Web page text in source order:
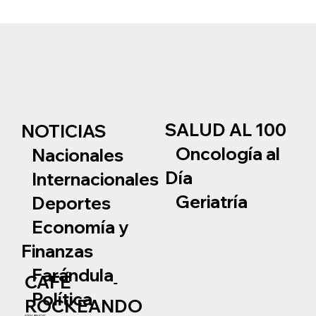
NOTICIAS
Nacionales
Internacionales
Deportes
Economía y
Finanzas
Farándula
Política
SALUD AL 100
Oncología al
Día
Geriatría
CAFÉ
ROCKEANDO